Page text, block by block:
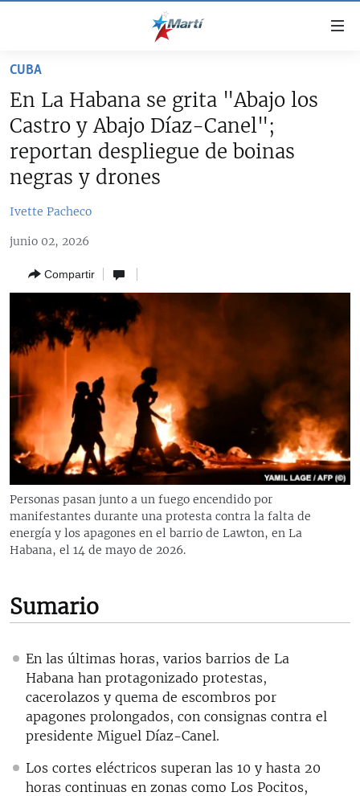
accesibilidad
contenido
principal
principal
búsqueda
DERECHOS HUMANOS
SOBRE CUBA
ESTADOS UNIDOS
ESTADOS UNIDOS
AMÉRICA LATINA
OPINIÓN GRÁFICA
AUDIOVISUALES MARTÍ
RADIO MARTÍ
ESPECIALES
ESPECIALES
LA REALIDAD DE LA VIVIENDA EN CUBA
KENTU-CUBANO
LOS SANTOS DE HIALEAH
LA INVASIÓN DE RUSIA A UCRANIA
MULTIMEDIA
EDITORIALES
SÍGUENOS
CUBA
En La Habana se grita "Abajo los
Castro y Abajo Díaz-Canel";
reportan despliegue de boinas
negras y drones
Ivette Pacheco
junio 02, 2026
Compartir
Personas pasan junto a un fuego encendido por
manifestantes durante una protesta contra la falta de
energía y los apagones en el barrio de Lawton, en La
Habana, el 14 de mayo de 2026.
Sumario
En las últimas horas, varios barrios de La
Habana han protagonizado protestas,
cacerolazos y quema de escombros por
apagones prolongados, con consignas contra el
presidente Miguel Díaz-Canel.
Los cortes eléctricos superan las 10 y hasta 20
horas continuas en zonas como Los Pocitos,